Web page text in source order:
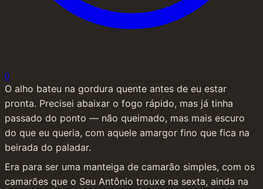
0
O alho bateu na gordura quente antes de eu estar
pronta. Precisei abaixar o fogo rápido, mas já tinha
passado do ponto — não queimado, mas mais escuro
do que eu queria, com aquele amargor fino que fica na
beirada do paladar.
Era para ser uma manteiga de camarão simples, com os
camarões que o Seu Antônio trouxe na sexta, ainda na